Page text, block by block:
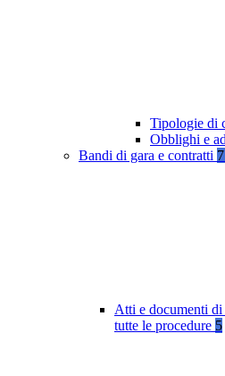
Tipologie di
Obblighi e
Bandi di gara e contratti
Atti e documenti di
tutte le procedure 5